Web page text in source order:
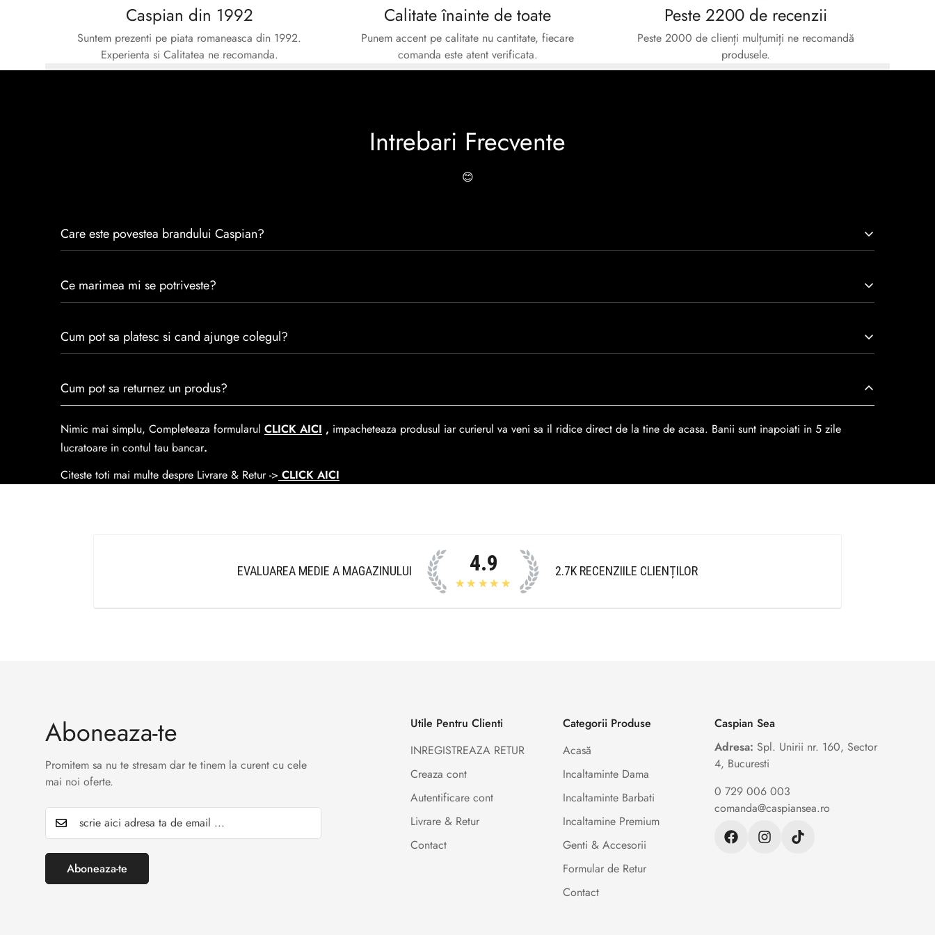
Caspian din 1992
Suntem prezenti pe piata romaneasca din 1992.
Experienta si Calitatea ne recomanda.
Calitate înainte de toate
Punem accent pe calitate nu cantitate, fiecare
comanda este atent verificata.
Peste 2200 de recenzii
Peste 2000 de clienți mulțumiți ne recomandă
produsele.
Intrebari Frecvente
😊
Care este povestea brandului Caspian?
satisfacția clienților.Fiecare pereche de încălțăminte Caspian este creată cu mândrie de meșteri pricepuți, care aduc la viață nu doar pantofi, ci opere de artă care transcend
Ce marimea mi se potriveste?
Cum pot sa platesc si cand ajunge colegul?
predare laEasybox-ul Emag.
Cosul de livrareeste 15 lei pentru o comanda mai mica de 390 lei si Gratuit pentru o comanda de peste 390 lei.
Cum pot sa returnez un produs?
Nimic mai simplu, Completeaza formularul CLICK AICI , impacheteaza produsul iar curierul va veni sa il ridice direct de la tine de acasa. Banii sunt inapoiati in 5 zile
lucratoare in contul tau bancar.
Citeste toti mai multe despre Livrare & Retur -> CLICK AICI
EVALUAREA MEDIE A MAGAZINULUI 4.9
★★★★★
2.7K RECENZIILE CLIENȚILOR
Aboneaza-te
Promitem sa nu te stresam dar te tinem la curent cu cele
mai noi oferte.
Aboneaza-te
Utile Pentru Clienti
INREGISTREAZA RETUR
Creaza cont
Autentificare cont
Livrare & Retur
Contact
Categorii Produse
Acasă
Incaltaminte Dama
Incaltaminte Barbati
Incaltamine Premium
Genti & Accesorii
Formular de Retur
Contact
Caspian Sea
Adresa: Spl. Unirii nr. 160, Sector
4, Bucuresti
0 729 006 003
comanda@caspiansea.ro